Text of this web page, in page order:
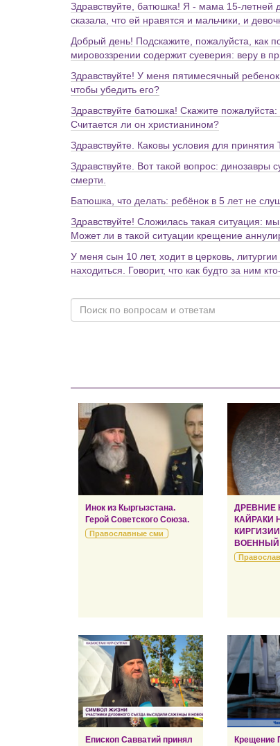
Здравствуйте, батюшка! Я - мама 15-летней
сказала, что ей нравятся и мальчики, и
Добрый день! Подскажите, пожалуйста, как
мировоззрении содержит суеверия: веру в
Здравствуйте! У меня пятимесячный
чтобы убедить его?
Здравствуйте батюшка! Скажите
Считается ли он христианином?
Здравствуйте. Каковы условия для принятия
Здравствуйте. Вот такой вопрос:
смерти.
Батюшка, что делать: ребёнок в 5 лет не
Здравствуйте! Сложилась такая ситуация:
Может ли в такой ситуации крещение
У меня сын 10 лет, ходит в церковь,
находиться. Говорит, что как будто за ним
Инок из Кыргызстана.
Герой Советского Союза.
Православные сми
ДРЕВНИЕ
КАЙРАКИ
ВОЕННЫЙ
Епископ Савватий принял
Крещение